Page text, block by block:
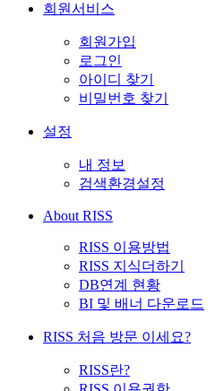
회원서비스
회원가입
로그인
아이디 찾기
비밀번호 찾기
설정
내 정보
검색환경설정
About RISS
RISS 이용방법
RISS 지식더하기
DB연계 현황
BI 및 배너 다운로드
RISS 처음 방문 이세요?
RISS란?